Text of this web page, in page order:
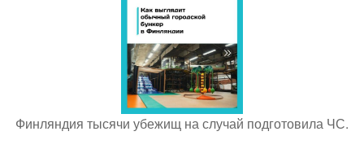
Финляндия тысячи убежищ на случай подготовила ЧС.